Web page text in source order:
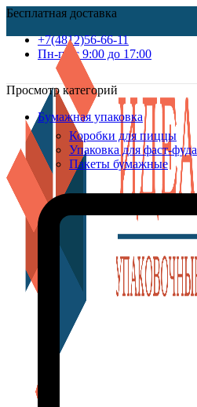
Бесплатная доставка
+7(4812)56-66-11
Пн-пт c 9:00 до 17:00
Просмотр категорий
Бумажная упаковка
Коробки для пиццы
Упаковка для фаст-фуда
Пакеты бумажные